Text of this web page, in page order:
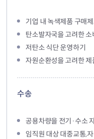
기업 내 녹색제품 구매
탄소발자국을 고려한 소
저탄소 식단 운영하기
자원순환성을 고려한 제
수송
공용차량을 전기·수소
임직원 대상 대중교통,